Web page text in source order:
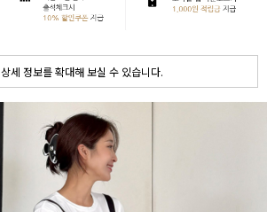
상세 정보를 확대해 보실 수 있습니다.